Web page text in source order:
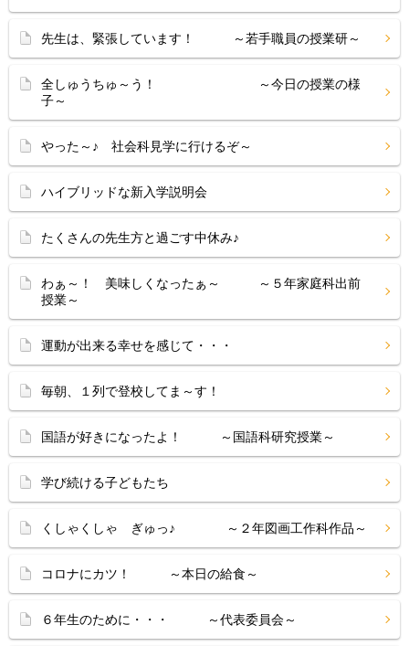
先生は、緊張しています！ ～若手職員の授業研～
全しゅうちゅ～う！ ～今日の授業の様
子～
やった～♪ 社会科見学に行けるぞ～
ハイブリッドな新入学説明会
たくさんの先生方と過ごす中休み♪
わぁ～！ 美味しくなったぁ～ ～５年家庭科出前
授業～
運動が出来る幸せを感じて・・・
毎朝、１列で登校してま～す！
国語が好きになったよ！ ～国語科研究授業～
学び続ける子どもたち
くしゃくしゃ ぎゅっ♪ ～２年図画工作科作品～
コロナにカツ！ ～本日の給食～
６年生のために・・・ ～代表委員会～